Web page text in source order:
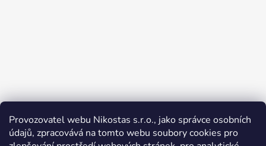
Provozovatel webu Nikostas s.r.o., jako správce osobních
údajů, zpracovává na tomto webu soubory cookies pro